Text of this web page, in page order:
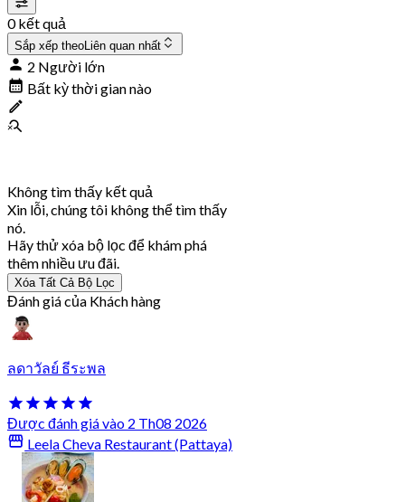
0 kết quả
Sắp xếp theoLiên quan nhất
2 Người lớn
Bất kỳ thời gian nào
Không tìm thấy kết quả
Xin lỗi, chúng tôi không thể tìm thấy
nó.
Hãy thử xóa bộ lọc để khám phá
thêm nhiều ưu đãi.
Xóa Tất Cả Bộ Lọc
Đánh giá của Khách hàng
ลดาวัลย์ ธีระพล
Được đánh giá vào 2 Th08 2026
Leela Cheva Restaurant (Pattaya)